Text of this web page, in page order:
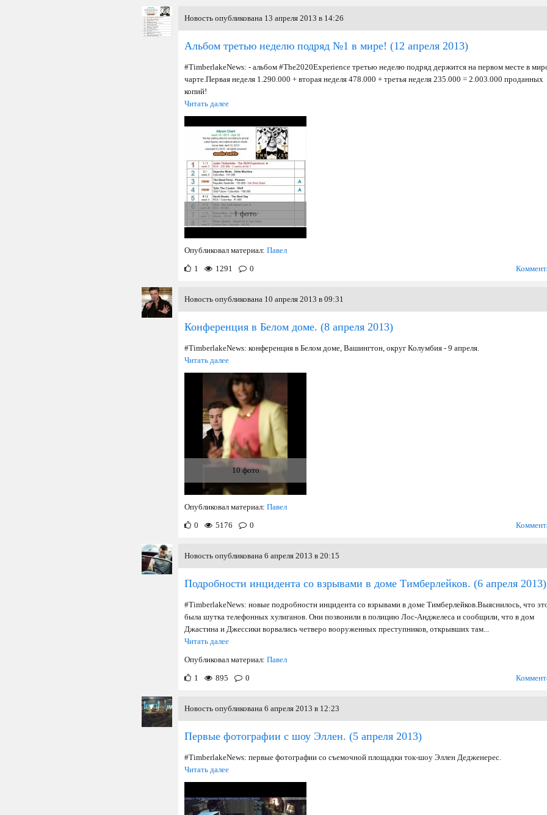
Новость опубликована 13 апреля 2013 в 14:26
Альбом третью неделю подряд №1 в мире! (12 апреля 2013)
#TimberlakeNews: - альбом #The2020Experience третью неделю подряд держится на первом месте в
чарте. Первая неделя 1.290.000 + вторая неделя 478.000 + третья неделя 235.000 = 2.003.000 проданных
копий!
Читать далее
1 фото
Опубликовал материал: Павел
1
1291 0
Новость опубликована 10 апреля 2013 в 09:31
Конференция в Белом доме. (8 апреля 2013)
#TimberlakeNews: конференция в Белом доме, Вашингтон, округ Колумбия - 9 апреля.
Читать далее
10 фото
Опубликовал материал: Павел
0
5176 0
Новость опубликована 6 апреля 2013 в 20:15
Подробности инцидента со взрывами в доме Тимберлейков. (6 апреля 2013)
#TimberlakeNews: новые подробности инцидента со взрывами в доме Тимберлейков.Выяснилось, что
была шутка телефонных хулиганов. Они позвонили в полицию Лос-Анджелеса и сообщили, что в дом
Джастина и Джессики ворвались четверо вооруженных преступников, открывших там...
Читать далее
Опубликовал материал: Павел
1
895 0
Новость опубликована 6 апреля 2013 в 12:23
Первые фотографии с шоу Эллен. (5 апреля 2013)
#TimberlakeNews: первые фотографии со съемочной площадки ток-шоу Эллен Дедженерес.
Читать далее